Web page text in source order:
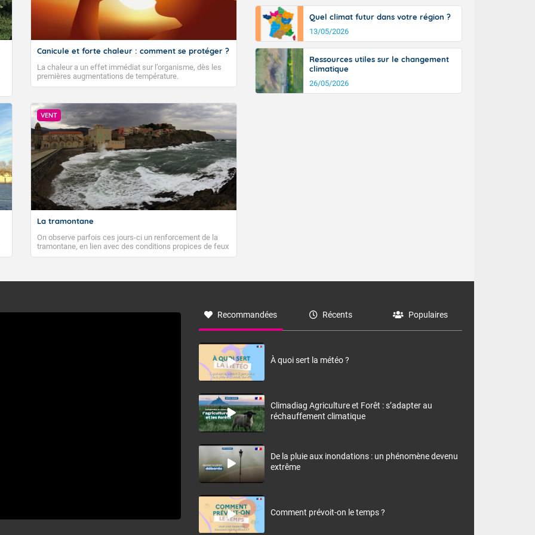
Canicule et forte chaleur : comment se protéger ?
La chaleur a un effet immédiat sur l’organisme, dès les
premières augmentations de température.
VENT
La tramontane
On observe parfois ces jours-ci un renforcement de la
tramontane, en lien avec des conditions propices de feux
de forêt. Mais qu'est-ce que la tramontane ? Quelles sont
à nord-ouest, dans un secteur qui part du Roussillon à la
monts, en allusion aux régions montagneuses d’où
Quel climat futur dans votre région ?
13/05/2026
Ressources utiles sur le changement
climatique
26/05/2026
Recommandées Récents Populaires
À quoi sert la météo ?
Climadiag Agriculture et Forêt : s’adapter au
réchauffement climatique
De la pluie aux inondations : un phénomène devenu
extrême
Comment prévoit-on le temps ?